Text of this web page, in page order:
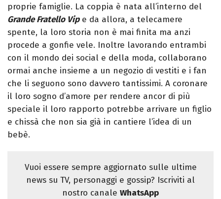
proprie famiglie. La coppia è nata all’interno del
Grande Fratello Vipe da allora, a telecamere
spente, la loro storia non è mai finita ma anzi
procede a gonfie vele. Inoltre lavorando entrambi
con il mondo dei social e della moda, collaborano
ormai anche insieme a un negozio di vestiti e i fan
che li seguono sono davvero tantissimi. A coronare
il loro sogno d’amore per rendere ancor di più
speciale il loro rapporto potrebbe arrivare un figlio
e chissà che non sia già in cantiere l’idea di un
bebè.
Vuoi essere sempre aggiornato sulle ultime
news su TV, personaggi e gossip? Iscriviti al
nostro canale WhatsApp